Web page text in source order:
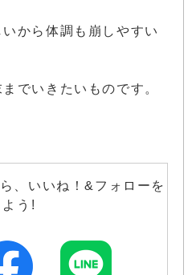
から体調も崩しやすい
でいきたいものです。
、いいね！&フォローを
よう!